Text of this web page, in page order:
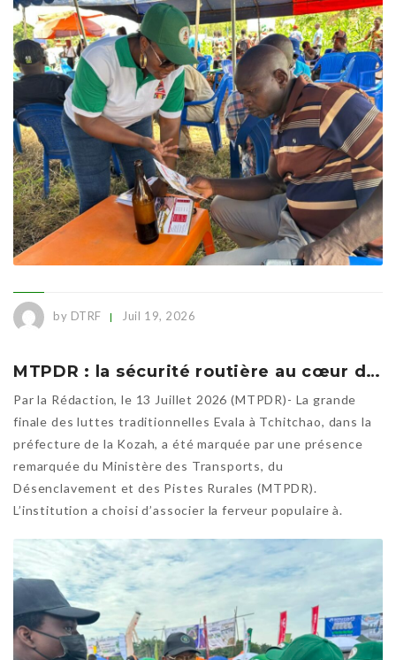
by DTRF Juil 19, 2026
MTPDR : la sécurité routière au cœur des Evala 2026
Par la Rédaction, le 13 Juillet 2026 (MTPDR)- La grande
finale des luttes traditionnelles Evala à Tchitchao, dans la
préfecture de la Kozah, a été marquée par une présence
remarquée du Ministère des Transports, du
Désenclavement et des Pistes Rurales (MTPDR).
L’institution a choisi d’associer la ferveur populaire à.